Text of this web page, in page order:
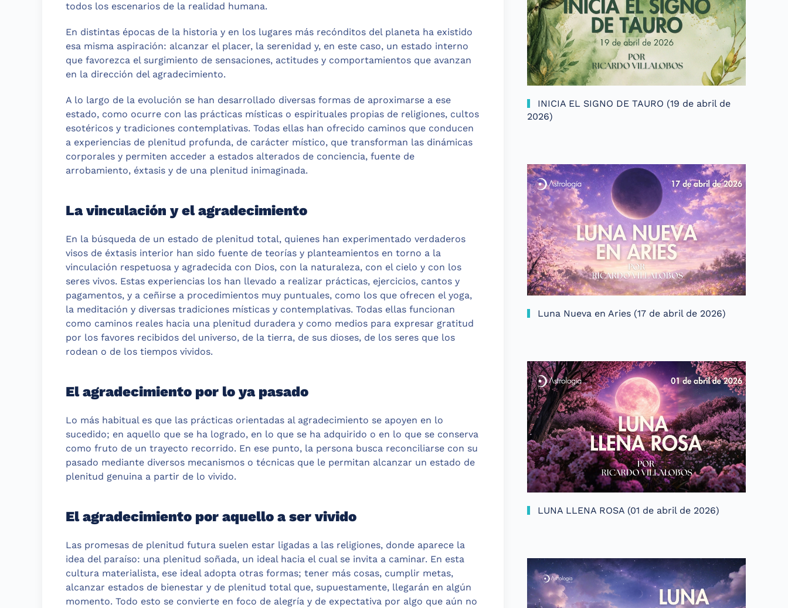
todos los escenarios de la realidad humana.
En distintas épocas de la historia y en los lugares más recónditos del planeta ha existido
esa misma aspiración: alcanzar el placer, la serenidad y, en este caso, un estado interno
que favorezca el surgimiento de sensaciones, actitudes y comportamientos que avanzan
en la dirección del agradecimiento.
A lo largo de la evolución se han desarrollado diversas formas de aproximarse a ese
estado, como ocurre con las prácticas místicas o espirituales propias de religiones, cultos
esotéricos y tradiciones contemplativas. Todas ellas han ofrecido caminos que conducen
a experiencias de plenitud profunda, de carácter místico, que transforman las dinámicas
corporales y permiten acceder a estados alterados de conciencia, fuente de
arrobamiento, éxtasis y de una plenitud inimaginada.
La vinculación y el agradecimiento
En la búsqueda de un estado de plenitud total, quienes han experimentado verdaderos
visos de éxtasis interior han sido fuente de teorías y planteamientos en torno a la
vinculación respetuosa y agradecida con Dios, con la naturaleza, con el cielo y con los
seres vivos. Estas experiencias los han llevado a realizar prácticas, ejercicios, cantos y
pagamentos, y a ceñirse a procedimientos muy puntuales, como los que ofrecen el yoga,
la meditación y diversas tradiciones místicas y contemplativas. Todas ellas funcionan
como caminos reales hacia una plenitud duradera y como medios para expresar gratitud
por los favores recibidos del universo, de la tierra, de sus dioses, de los seres que los
rodean o de los tiempos vividos.
El agradecimiento por lo ya pasado
Lo más habitual es que las prácticas orientadas al agradecimiento se apoyen en lo
sucedido; en aquello que se ha logrado, en lo que se ha adquirido o en lo que se conserva
como fruto de un trayecto recorrido. En ese punto, la persona busca reconciliarse con su
pasado mediante diversos mecanismos o técnicas que le permitan alcanzar un estado de
plenitud genuina a partir de lo vivido.
El agradecimiento por aquello a ser vivido
Las promesas de plenitud futura suelen estar ligadas a las religiones, donde aparece la
idea del paraíso: una plenitud soñada, un ideal hacia el cual se invita a caminar. En esta
cultura materialista, ese ideal adopta otras formas; tener más cosas, cumplir metas,
alcanzar estados de bienestar y de plenitud total que, supuestamente, llegarán en algún
momento. Todo esto se convierte en foco de alegría y de expectativa por algo que aún no
INICIA EL SIGNO DE TAURO (19 de abril de
2026)
Luna Nueva en Aries (17 de abril de 2026)
LUNA LLENA ROSA (01 de abril de 2026)